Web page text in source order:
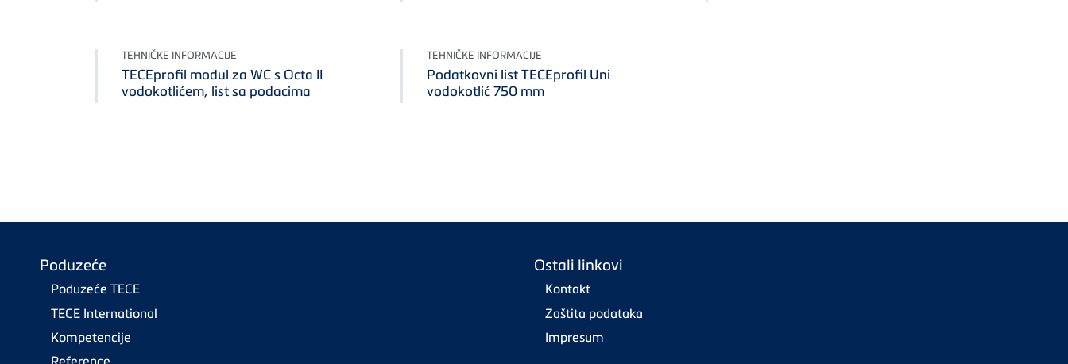
TEHNIČKE INFORMACIJE
TECEprofil modul za WC s Octa II
vodokotlićem, list sa podacima
TEHNIČKE INFORMACIJE
Podatkovni list TECEprofil Uni
vodokotlić 750 mm
Poduzeće
Poduzeće TECE
TECE International
Kompetencije
Ostali linkovi
Kontakt
Zaštita podataka
Impresum